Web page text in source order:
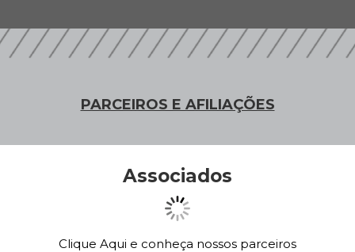
PARCEIROS E AFILIAÇÕES
Associados
Clique Aqui e conheça nossos parceiros